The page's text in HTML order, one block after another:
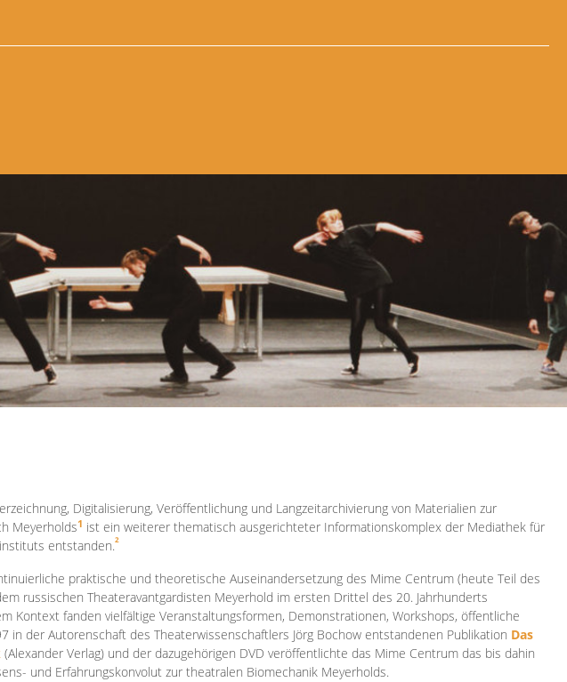
Digitalisierung, Veröffentlichung und Langzeitarchivierung von Materialien zur
Meyerholds1 ist ein weiterer thematisch ausgerichteter Informationskomplex der Mediathek für
entstanden.2
praktische und theoretische Auseinandersetzung des Mime Centrum (heute Teil des
russischen Theateravantgardisten Meyerhold im ersten Drittel des 20. Jahrhunderts
Kontext fanden vielfältige Veranstaltungsformen, Demonstrationen, Workshops, öffentliche
in der Autorenschaft des Theaterwissenschaftlers Jörg Bochow entstandenen Publikation Das
(Alexander Verlag) und der dazugehörigen DVD veröffentlichte das Mime Centrum das bis dahin
und Erfahrungskonvolut zur theatralen Biomechanik Meyerholds.